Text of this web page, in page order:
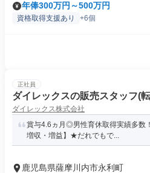
年俸300万円～500万円
資格取得支援あり +6個
正社員
ダイレックスの販売スタッフ(
ダイレックス株式会社
賞与4.6ヵ月◎男性育休取得実績多数
増収・増益】★だれでもで...
鹿児島県薩摩川内市永利町